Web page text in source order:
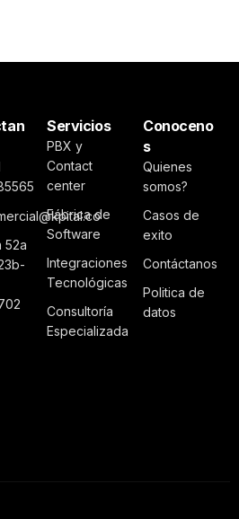
52a
Servicios
PBX y
Contact
center
Fábrica de
Software
Integraciones
Tecnológicas
Consultoría
Especializada
Conoceno
s
Quienes
somos?
Casos de
exito
Contáctanos
Politica de
datos